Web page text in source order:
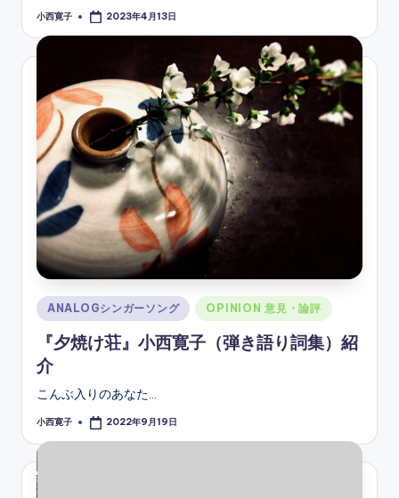
Posted
小西寛子 2023年4月13日
Posted
in
ANALOGシンガーソング OPINION 意見・論評
『夕焼け荘』小西寛子（弾き語り詞集）紹
介
こんぶ入りのあなた…
Posted
小西寛子 2022年9月19日